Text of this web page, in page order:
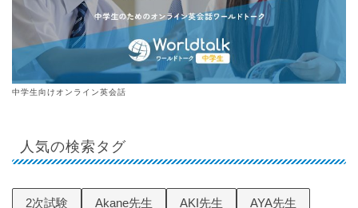
中学生向けオンライン英会話
人気の検索タグ
2次試験 Akane先生 AKI先生 AYA先生